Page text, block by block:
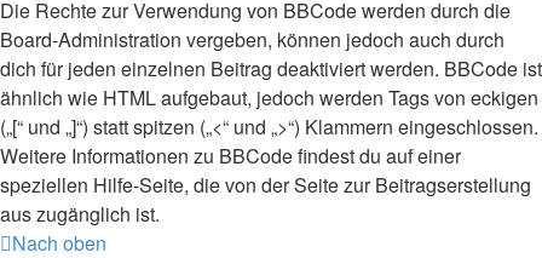
Die Rechte zur Verwendung von BBCode werden durch die
Board-Administration vergeben, können jedoch auch durch
dich für jeden einzelnen Beitrag deaktiviert werden. BBCode ist
ähnlich wie HTML aufgebaut, jedoch werden Tags von eckigen
(„[“ und „]“) statt spitzen („<“ und „>“) Klammern eingeschlossen.
Weitere Informationen zu BBCode findest du auf einer
speziellen Hilfe-Seite, die von der Seite zur Beitragserstellung
aus zugänglich ist.
Nach oben